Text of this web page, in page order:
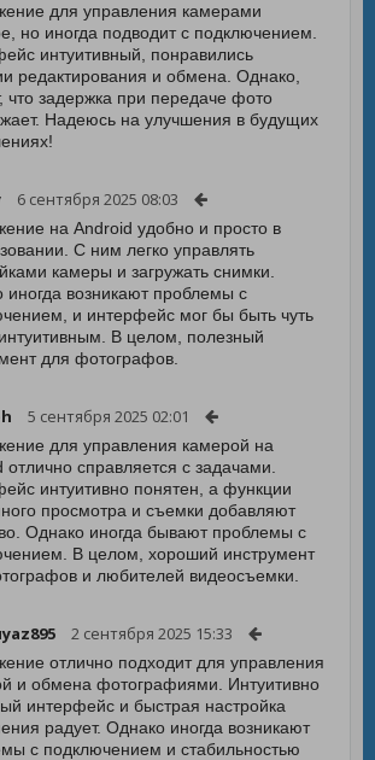
для управления камерами
но иногда подводит с подключением.
интуитивный, понравились
редактирования и обмена. Однако,
что задержка при передаче фото
Надеюсь на улучшения в будущих
6 сентября 2025 08:03
на Android удобно и просто в
С ним легко управлять
камеры и загружать снимки.
иногда возникают проблемы с
и интерфейс мог бы быть чуть
В целом, полезный
для фотографов.
5 сентября 2025 02:01
для управления камерой на
отлично справляется с задачами.
интуитивно понятен, а функции
просмотра и съемки добавляют
Однако иногда бывают проблемы с
В целом, хороший инструмент
и любителей видеосъемки.
2 сентября 2025 15:33
отлично подходит для управления
и обмена фотографиями. Интуитивно
интерфейс и быстрая настройка
радует. Однако иногда возникают
с подключением и стабильностью